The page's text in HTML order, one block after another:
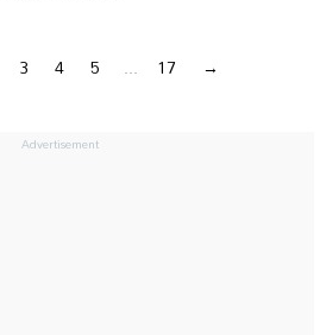
3 4 5 ... 17 →